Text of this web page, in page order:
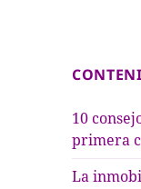
r
10
primera
La